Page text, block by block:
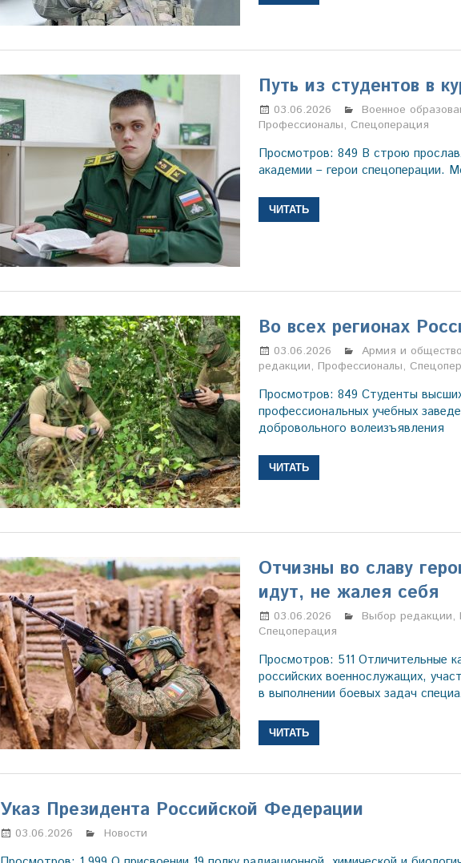
Путь из студентов в
03.06.2026 Марина
Военное
Профессионалы, Спецоперация
Просмотров: 849 В строю
академии – герои спецоперации.
ЧИТАТЬ
Во всех регионах
03.06.2026 Марина
Армия и общество
редакции, Профессионалы,
Просмотров: 849 Студенты
профессиональных учебных
добровольного волеизъявления
ЧИТАТЬ
Отчизны во славу
идут, не жалея себя
03.06.2026 Марина
Выбор редакции,
Спецоперация
Просмотров: 511 Отличительные
российских военнослужащих,
в выполнении боевых задач
ЧИТАТЬ
Указ Президента Российской Федерации
03.06.2026 Марина Щербакова
Новости